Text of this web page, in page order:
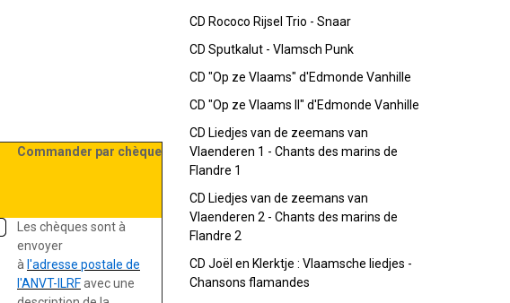
Commander par chèque
Les chèques sont à
envoyer
à l'adresse postale de
l'ANVT-ILRFavec une
CD Rococo Rijsel Trio - Snaar
CD Sputkalut - Vlamsch Punk
CD "Op ze Vlaams" d'Edmonde Vanhille
CD "Op ze Vlaams II" d'Edmonde Vanhille
CD Liedjes van de zeemans van
Vlaenderen 1 - Chants des marins de
Flandre 1
CD Liedjes van de zeemans van
Vlaenderen 2 - Chants des marins de
Flandre 2
CD Joël en Klerktje : Vlaamsche liedjes -
Chansons flamandes